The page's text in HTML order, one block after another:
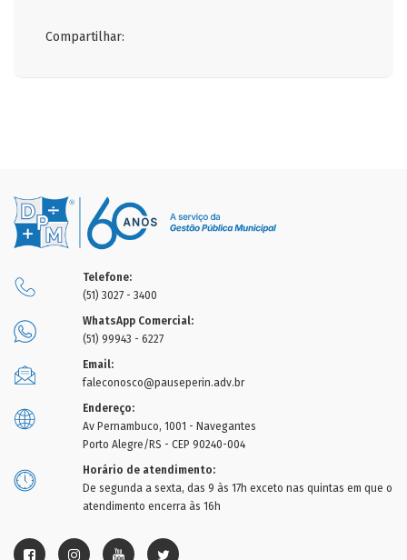
Compartilhar:
Telefone:
(51) 3027 - 3400
WhatsApp Comercial:
(51) 99943 - 6227
Email:
faleconosco@pauseperin.adv.br
Endereço:
Av Pernambuco, 1001 - Navegantes
Porto Alegre/RS - CEP 90240-004
Horário de atendimento:
De segunda a sexta, das 9 às 17h exceto nas quintas em que o
atendimento encerra às 16h